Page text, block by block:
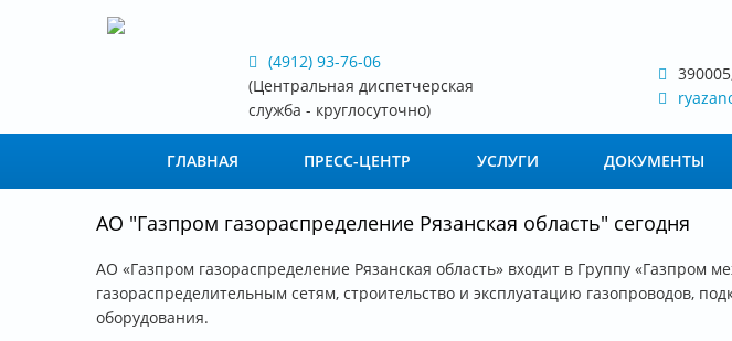
Перейти к основному содержанию
(4912) 93-76-06
(Центральная диспетчерская
служба - круглосуточно)
ГЛАВНАЯ ПРЕСС-ЦЕНТР УСЛУГИ ДОКУМЕНТЫ
АО "Газпром газораспределение Рязанская область" сегодня
АО «Газпром газораспределение Рязанская область» входит в Группу «Газпром
газораспределительным сетям, строительство и эксплуатацию газопроводов,
оборудования.